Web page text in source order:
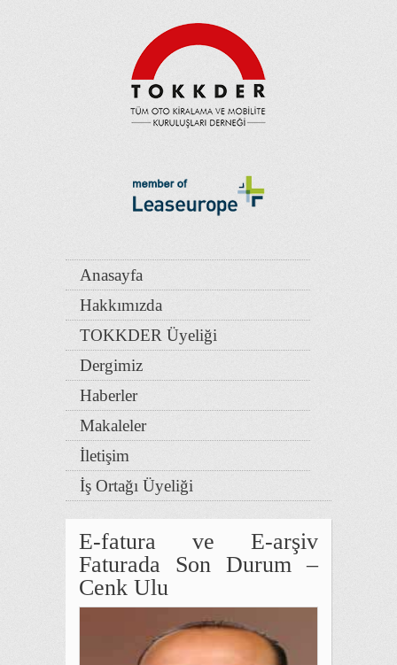
Anasayfa
Hakkımızda
TOKKDER Üyeliği
Dergimiz
Haberler
Makaleler
İletişim
İş Ortağı Üyeliği
E-fatura ve E-arşiv
Faturada Son Durum –
Cenk Ulu